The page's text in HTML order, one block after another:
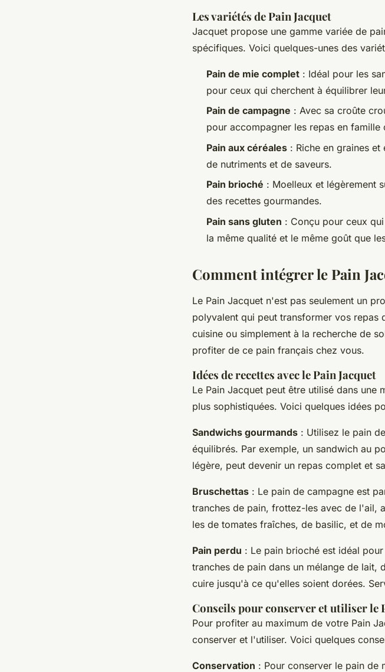
Les variétés de Pain Jacquet
Jacquet propose une gamme variée de
spécifiques. Voici quelques-unes des
Pain de mie complet : Idéal pour les
pour ceux qui cherchent à équilibrer
Pain de campagne : Avec sa croûte
pour accompagner les repas en famille
Pain aux céréales : Riche en graines
de nutriments et de saveurs.
Pain brioché : Moelleux et légèrement
des recettes gourmandes.
Pain sans gluten : Conçu pour ceux
la même qualité et le même goût que
Comment intégrer le Pain
Le Pain Jacquet n'est pas seulement un
polyvalent qui peut transformer vos repas
cuisine ou simplement à la recherche de
profiter de ce pain français chez vous.
Idées de recettes avec le Pain Jacquet
Le Pain Jacquet peut être utilisé dans une
plus sophistiquées. Voici quelques idées
Sandwichs gourmands : Utilisez le pain
équilibrés. Par exemple, un sandwich au
légère, peut devenir un repas complet et
Bruschettas : Le pain de campagne est
tranches de pain, frottez-les avec de l'ail,
les de tomates fraîches, de basilic, et de
Pain perdu : Le pain brioché est idéal
tranches de pain dans un mélange de
cuire jusqu'à ce qu'elles soient dorées.
Conseils pour conserver et utiliser le
Pour profiter au maximum de votre Pain
conserver et l'utiliser. Voici quelques
Conservation : Pour conserver le pain de